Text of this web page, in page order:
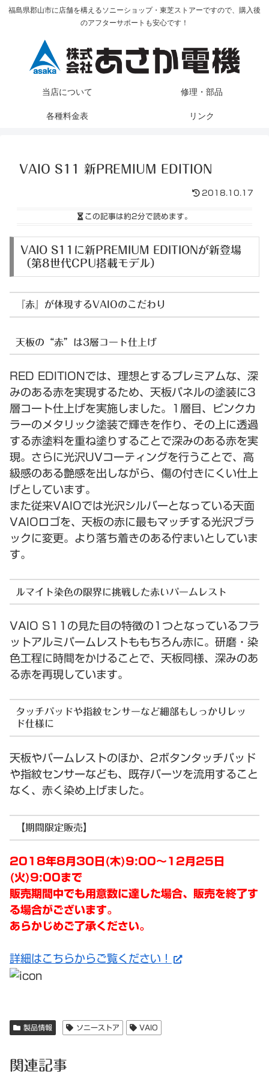
福島県郡山市に店舗を構えるソニーショップ・東芝ストアーですので、購入後
のアフターサポートも安心です！
当店について 修理・部品
各種料金表 リンク
VAIO S11 新PREMIUM EDITION
2018.10.17
この記事は約2分で読めます。
VAIO S11に新PREMIUM EDITIONが新登場
（第8世代CPU搭載モデル）
『赤』が体現するVAIOのこだわり
天板の“赤”は3層コート仕上げ
RED EDITIONでは、理想とするプレミアムな、深
みのある赤を実現するため、天板パネルの塗装に3
層コート仕上げを実施しました。1層目、ピンクカ
ラーのメタリック塗装で輝きを作り、その上に透過
する赤塗料を重ね塗りすることで深みのある赤を実
現。さらに光沢UVコーティングを行うことで、高
級感のある艶感を出しながら、傷の付きにくい仕上
げとしています。
また従来VAIOでは光沢シルバーとなっている天面
VAIOロゴを、天板の赤に最もマッチする光沢ブラ
ックに変更。より落ち着きのある佇まいとしていま
す。
ルマイト染色の限界に挑戦した赤いパームレスト
VAIO S11の見た目の特徴の1つとなっているフラ
ットアルミパームレストももちろん赤に。研磨・染
色工程に時間をかけることで、天板同様、深みのあ
る赤を再現しています。
タッチパッドや指紋センサーなど細部もしっかりレッ
ド仕様に
天板やパームレストのほか、2ボタンタッチパッド
や指紋センサーなども、既存パーツを流用すること
なく、赤く染め上げました。
【期間限定販売】
2018年8月30日(木)9:00～12月25日
(火)9:00まで
販売期間中でも用意数に達した場合、販売を終了す
る場合がございます。
あらかじめご了承ください。
詳細はこちらからご覧ください！
製品情報 ソニーストア VAIO
関連記事